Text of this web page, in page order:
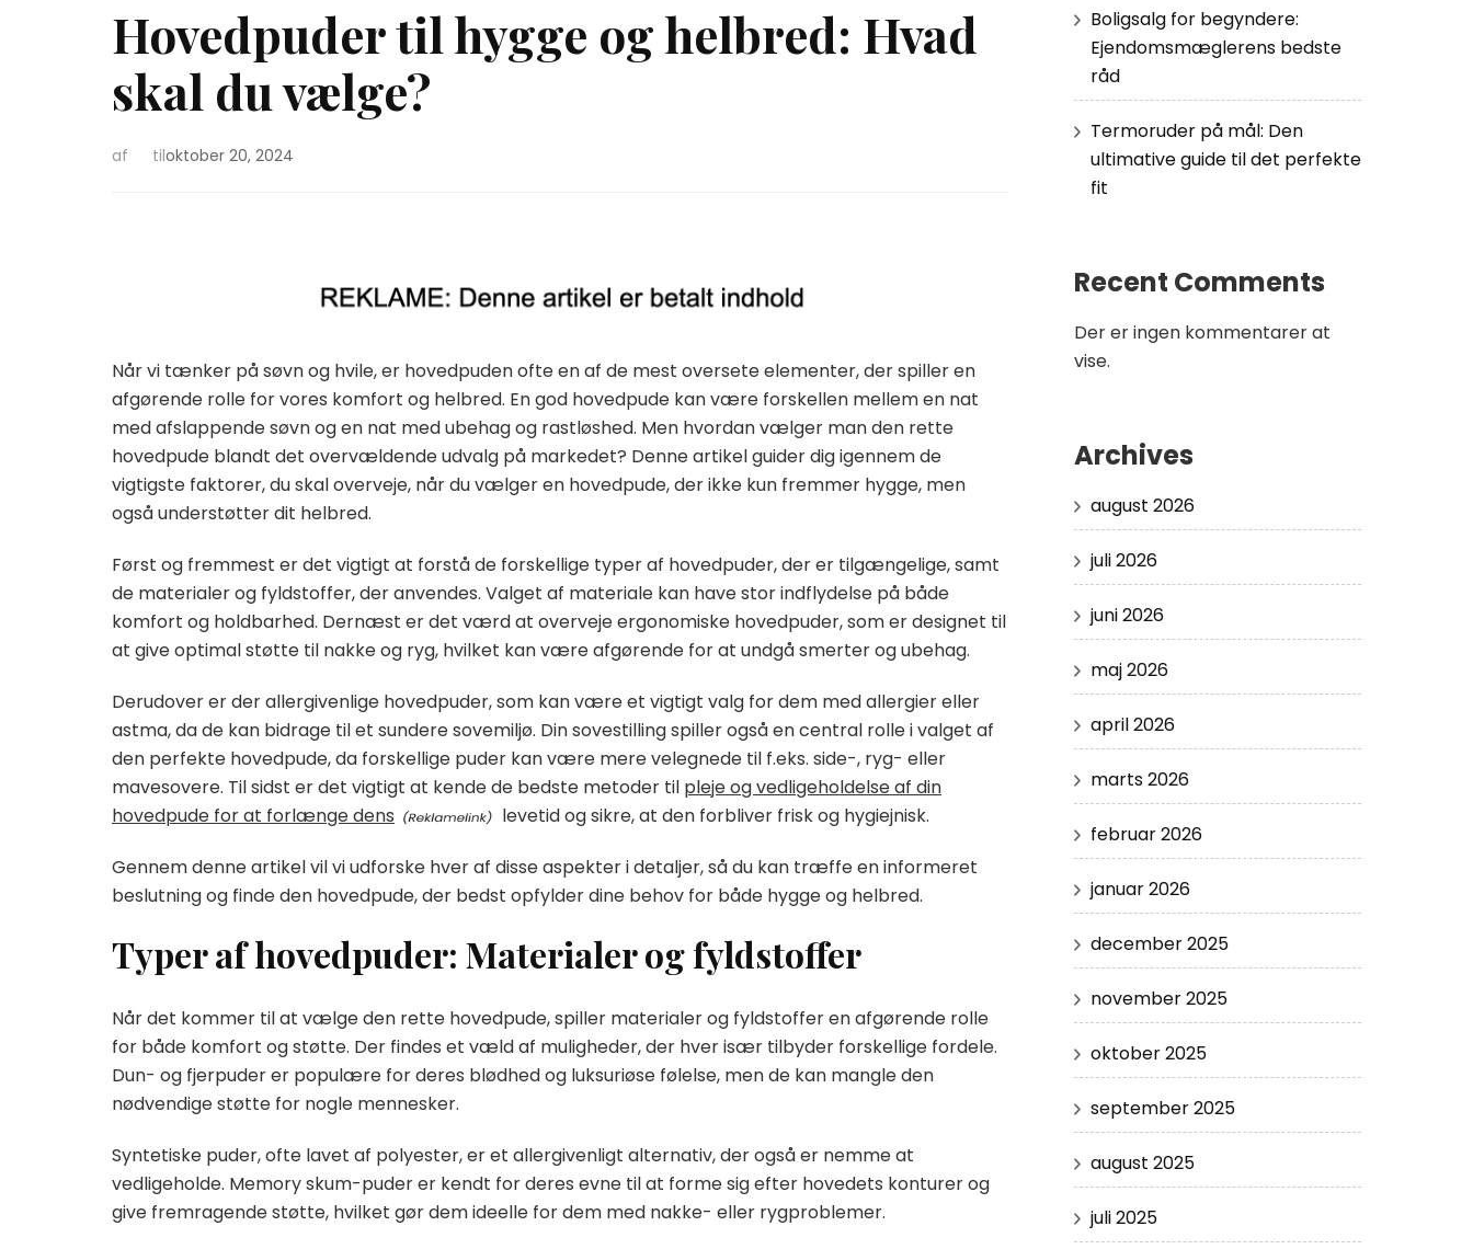
Hovedpuder til hygge og helbred: Hvad
skal du vælge?
af tiloktober 20, 2024
Når vi tænker på søvn og hvile, er hovedpuden ofte en af de mest oversete elementer, der spiller en
afgørende rolle for vores komfort og helbred. En god hovedpude kan være forskellen mellem en nat
med afslappende søvn og en nat med ubehag og rastløshed. Men hvordan vælger man den rette
hovedpude blandt det overvældende udvalg på markedet? Denne artikel guider dig igennem de
vigtigste faktorer, du skal overveje, når du vælger en hovedpude, der ikke kun fremmer hygge, men
også understøtter dit helbred.
Først og fremmest er det vigtigt at forstå de forskellige typer af hovedpuder, der er tilgængelige, samt
de materialer og fyldstoffer, der anvendes. Valget af materiale kan have stor indflydelse på både
komfort og holdbarhed. Dernæst er det værd at overveje ergonomiske hovedpuder, som er designet til
at give optimal støtte til nakke og ryg, hvilket kan være afgørende for at undgå smerter og ubehag.
Derudover er der allergivenlige hovedpuder, som kan være et vigtigt valg for dem med allergier eller
astma, da de kan bidrage til et sundere sovemiljø. Din sovestilling spiller også en central rolle i valget af
den perfekte hovedpude, da forskellige puder kan være mere velegnede til f.eks. side-, ryg- eller
mavesovere. Til sidst er det vigtigt at kende de bedste metoder til pleje og vedligeholdelse af din
hovedpude for at forlænge dens
levetid og sikre, at den forbliver frisk og hygiejnisk.
Gennem denne artikel vil vi udforske hver af disse aspekter i detaljer, så du kan træffe en informeret
beslutning og finde den hovedpude, der bedst opfylder dine behov for både hygge og helbred.
Typer af hovedpuder: Materialer og fyldstoffer
Når det kommer til at vælge den rette hovedpude, spiller materialer og fyldstoffer en afgørende rolle
for både komfort og støtte. Der findes et væld af muligheder, der hver især tilbyder forskellige fordele.
Dun- og fjerpuder er populære for deres blødhed og luksuriøse følelse, men de kan mangle den
nødvendige støtte for nogle mennesker.
Syntetiske puder, ofte lavet af polyester, er et allergivenligt alternativ, der også er nemme at
vedligeholde. Memory skum-puder er kendt for deres evne til at forme sig efter hovedets konturer og
give fremragende støtte, hvilket gør dem ideelle for dem med nakke- eller rygproblemer.
Boligsalg for begyndere:
Ejendomsmæglerens bedste
råd
Termoruder på mål: Den
ultimative guide til det perfekte
fit
Recent Comments
Der er ingen kommentarer at
vise.
Archives
august 2026
juli 2026
juni 2026
maj 2026
april 2026
marts 2026
februar 2026
januar 2026
december 2025
november 2025
oktober 2025
september 2025
august 2025
juli 2025